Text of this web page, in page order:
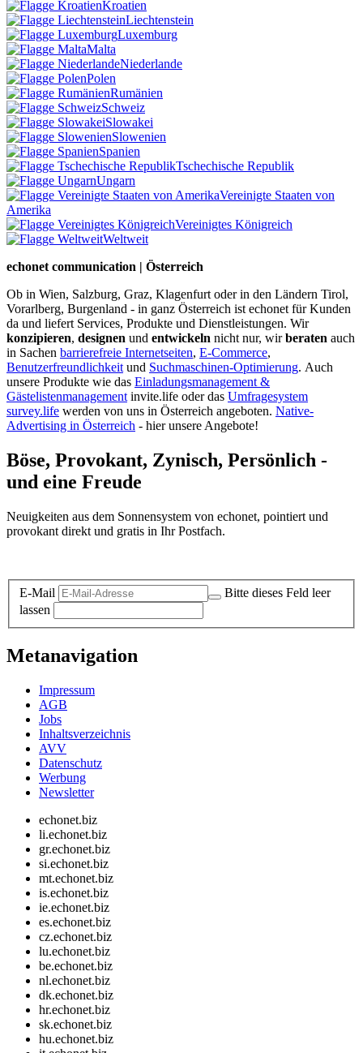
Kroatien
Liechtenstein
Luxemburg
Malta
Niederlande
Polen
Rumänien
Schweiz
Slowakei
Slowenien
Spanien
Tschechische Republik
Ungarn
Vereinigte Staaten von
Amerika
Vereinigtes Königreich
Weltweit
echonet communication | Österreich
Ob in Wien, Salzburg, Graz, Klagenfurt oder in den Ländern Tirol,
Vorarlberg, Burgenland - in ganz Österreich ist echonet für Kunden
da und liefert Services, Produkte und Dienstleistungen. Wir
konzipieren, designen und entwickeln nicht nur, wirberaten auch
in Sachen barrierefreie Internetseiten, E-Commerce,
Benutzerfreundlichkeit und Suchmaschinen-Optimierung. Auch
unsere Produkte wie das Einladungsmanagement &
Gästelistenmanagement invite.life oder das Umfragesystem
survey.life werden von uns in Österreich angeboten. Native-
Advertising in Österreich - hier unsere Angebote!
Böse, Provokant, Zynisch, Persönlich -
und eine Freude
Neuigkeiten aus dem Sonnensystem von echonet, pointiert und
provokant direkt und gratis in Ihr Postfach.
E-Mail
Bitte dieses Feld leer
lassen
Metanavigation
Impressum
AGB
Jobs
Inhaltsverzeichnis
AVV
Datenschutz
Werbung
Newsletter
echonet.biz
li.echonet.biz
gr.echonet.biz
si.echonet.biz
mt.echonet.biz
is.echonet.biz
ie.echonet.biz
es.echonet.biz
cz.echonet.biz
lu.echonet.biz
be.echonet.biz
nl.echonet.biz
dk.echonet.biz
hr.echonet.biz
sk.echonet.biz
hu.echonet.biz